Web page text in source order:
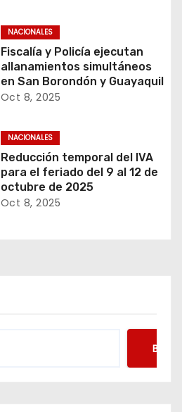
NACIONALES
Fiscalía y Policía ejecutan
allanamientos simultáneos
en San Borondón y Guayaquil
Oct 8, 2025
NACIONALES
Reducción temporal del IVA
para el feriado del 9 al 12 de
octubre de 2025
Oct 8, 2025